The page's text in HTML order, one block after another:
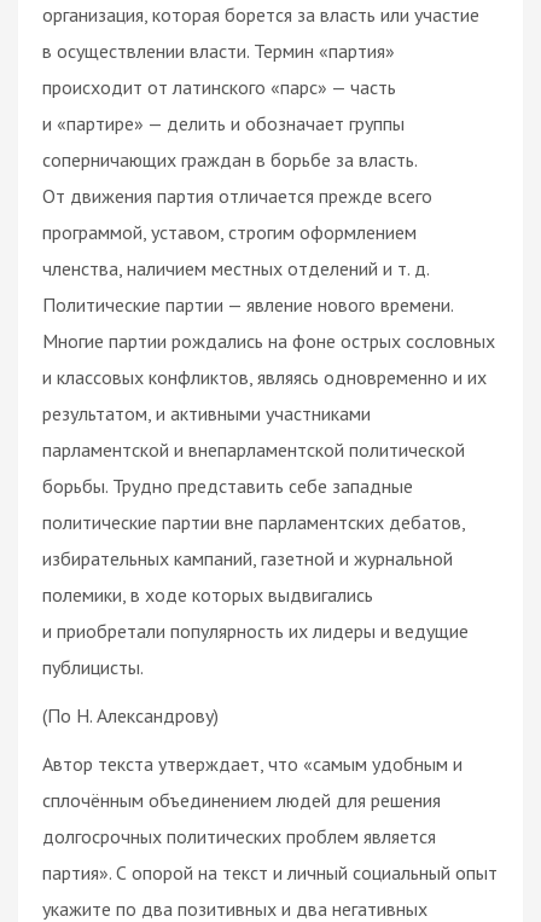
организация, которая борется за власть или участие
в осуществлении власти. Термин «партия»
происходит от латинского «парс» — часть
и «партире» — делить и обозначает группы
соперничающих граждан в борьбе за власть.
От движения партия отличается прежде всего
программой, уставом, строгим оформлением
членства, наличием местных отделений и т. д.
Политические партии — явление нового времени.
Многие партии рождались на фоне острых сословных
и классовых конфликтов, являясь одновременно и их
результатом, и активными участниками
парламентской и внепарламентской политической
борьбы. Трудно представить себе западные
политические партии вне парламентских дебатов,
избирательных кампаний, газетной и журнальной
полемики, в ходе которых выдвигались
и приобретали популярность их лидеры и ведущие
публицисты.
(По Н. Александрову)
Автор текста утверждает, что «самым удобным и
сплочённым объединением людей для решения
долгосрочных политических проблем является
партия». С опорой на текст и личный социальный опыт
укажите по два позитивных и два негативных